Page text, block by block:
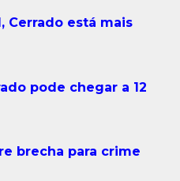
Cerrado está mais
pode chegar a 12
brecha para crime